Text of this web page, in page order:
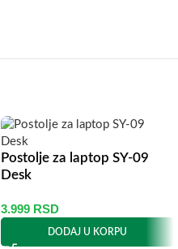
Postolje za laptop SY-09
Desk
3.999 RSD
DODAJ U KORPU